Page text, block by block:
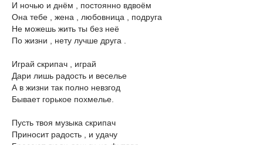
И ночью и днём , постоянно вдвоём
Она тебе , жена , любовница , подруга
Не можешь жить ты без неё
По жизни , нету лучше друга .
Играй скрипач , играй
Дари лишь радость и веселье
А в жизни так полно невзгод
Бывает горькое похмелье.
Пусть твоя музыка скрипач
Приносит радость , и удачу